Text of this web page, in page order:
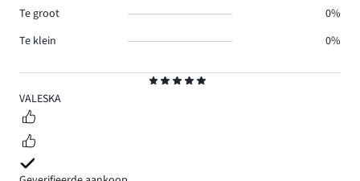
5
VALESKA
Te groot
0%
Te klein
0%